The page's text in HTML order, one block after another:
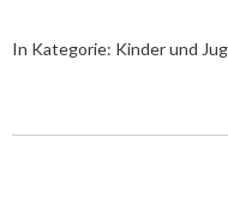
In Kategorie: Kinder und